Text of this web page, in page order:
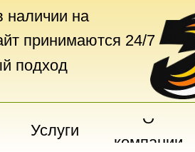
наличии на
принимаются 24/7
О
компании
подход
Услуги